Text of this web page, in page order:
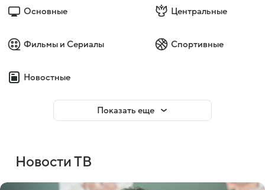
Основные Центральные
Фильмы и Сериалы Спортивные
Новостные
Показать еще
Новости ТВ